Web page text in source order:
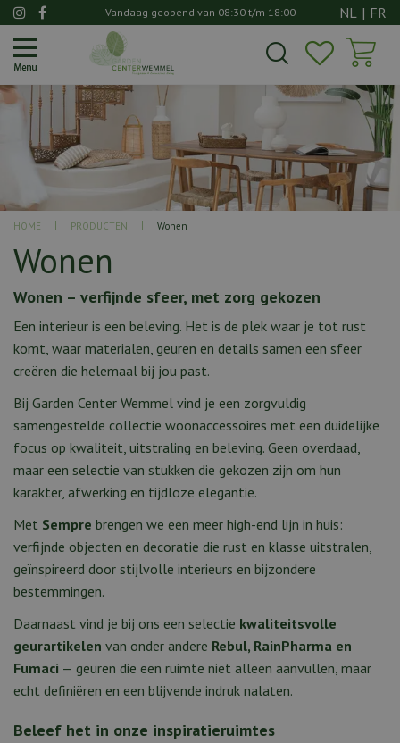
a
a
r
e
HOME PRODUCTEN Wonen
Vandaag geopend van 08:30t/m 18:00 NL | FR
Wonen
Wonen – verfijnde sfeer, met zorg gekozen
Een interieur is een beleving. Het is de plek waar je tot rust
komt, waar materialen, geuren en details samen een sfeer
creëren die helemaal bij jou past.
Bij Garden Center Wemmel vind je een zorgvuldig
samengestelde collectie woonaccessoires met een duidelijke
focus op kwaliteit, uitstraling en beleving. Geen overdaad,
maar een selectie van stukken die gekozen zijn om hun
karakter, afwerking en tijdloze elegantie.
Met Sempre brengen we een meer high-end lijn in huis:
verfijnde objecten en decoratie die rust en klasse uitstralen,
geïnspireerd door stijlvolle interieurs en bijzondere
bestemmingen.
Daarnaast vind je bij ons een selectie kwaliteitsvolle
geurartikelen van onder andere Rebul, RainPharma en
Fumaci — geuren die een ruimte niet alleen aanvullen, maar
echt definiëren en een blijvende indruk nalaten.
Beleef het in onze inspiratieruimtes